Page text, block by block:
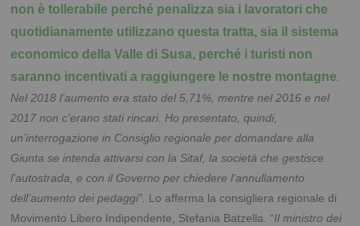
non è tollerabile perché penalizza sia i lavoratori che
quotidianamente utilizzano questa tratta, sia il sistema
economico della Valle di Susa, perché i turisti non
saranno incentivati a raggiungere le nostre montagne.
Nel 2018 l’aumento era stato del 5,71%, mentre nel 2016 e nel
2017 non c’erano stati rincari. Ho presentato, quindi,
un’interrogazione in Consiglio regionale per domandare alla
Giunta se intenda attivarsi con la Sitaf, la società che gestisce
l’autostrada, e con il Governoper chiedere l’annullamento
dell’aumento dei pedaggi”. Lo afferma la consigliera regionale di
Movimento Libero Indipendente, Stefania Batzella. “Il ministro dei